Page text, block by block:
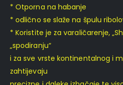
* Otporna na habanje
* odlično se slaže na špulu
* Koristite je za varaličarenje,
„spodiranju“
i za sve vrste kontinentalnog i
zahtijevaju